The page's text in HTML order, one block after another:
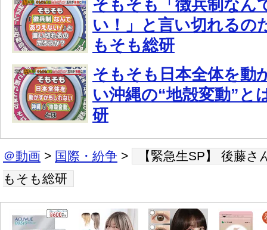
そもそも「徴兵制なん
い！」と言い切れるの
もそも総研
そもそも日本全体を動
い沖縄の“地殻変動”と
研
＠動画 > 国際・紛争 >
【緊急生SP】 後藤
もそも総研